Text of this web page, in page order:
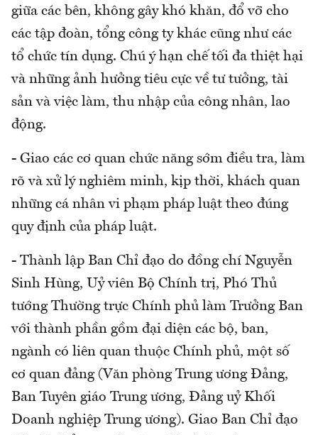
giữa các bên, không gây khó khăn, đổ vỡ cho
các tập đoàn, tổng công ty khác cũng như các
tổ chức tín dụng. Chú ý hạn chế tối đa thiệt hại
và những ảnh hưởng tiêu cực về tư tưởng, tài
sản và việc làm, thu nhập của công nhân, lao
động.
- Giao các cơ quan chức năng sớm điều tra, làm
rõ và xử lý nghiêm minh, kịp thời, khách quan
những cá nhân vi phạm pháp luật theo đúng
quy định của pháp luật.
- Thành lập Ban Chỉ đạo do đồng chí Nguyễn
Sinh Hùng, Uỷ viên Bộ Chính trị, Phó Thủ
tướng Thường trực Chính phủ làm Trưởng Ban
với thành phần gồm đại diện các bộ, ban,
ngành có liên quan thuộc Chính phủ, một số
cơ quan đảng (Văn phòng Trung ương Đảng,
Ban Tuyên giáo Trung ương, Đảng uỷ Khối
Doanh nghiệp Trung ương). Giao Ban Chỉ đạo